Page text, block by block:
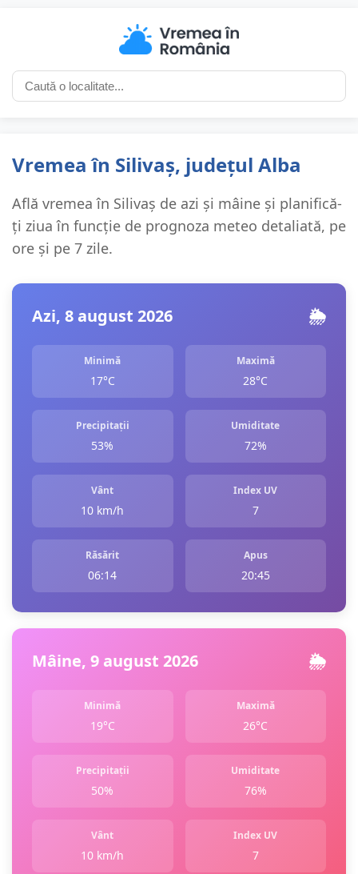
Vremea în Silivaș, județul Alba
Află vremea în Silivaș de azi și mâine și planifică-
ți ziua în funcție de prognoza meteo detaliată, pe
ore și pe 7 zile.
Azi, 8 august 2026 🌦️
Minimă
17°C
Maximă
28°C
Precipitații
53%
Umiditate
72%
Vânt
10 km/h
Index UV
7
Răsărit
06:14
Apus
20:45
Mâine, 9 august 2026 🌦️
Minimă
19°C
Maximă
26°C
Precipitații
50%
Umiditate
76%
Vânt
10 km/h
Index UV
7